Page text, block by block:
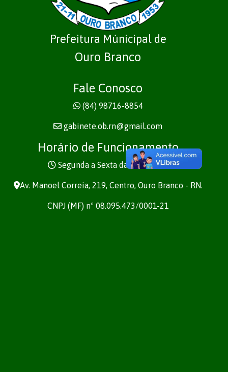
Prefeitura Múnicipal de
Ouro Branco
Fale Conosco
(84) 98716-8854
gabinete.ob.rn@gmail.com
Horário de Funcionamento
Segunda a Sexta das 7h às 13h
Av. Manoel Correia, 219, Centro, Ouro Branco - RN.
CNPJ (MF) nº 08.095.473/0001-21